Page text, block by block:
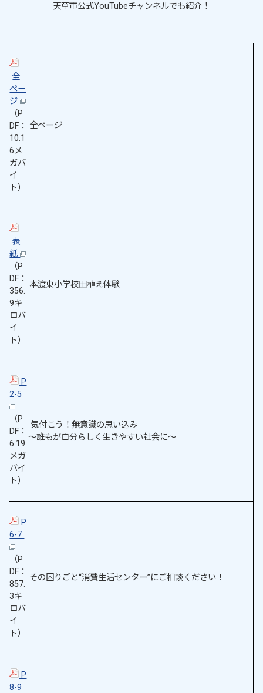
天草市公式YouTubeチャンネルでも紹介！
全
ペー
ジ
（P
DF：
10.1
6メ
ガバ
イ
ト）
全ページ
表
紙
（P
DF：
356.
9キ
ロバ
イ
ト）
本渡東小学校田植え体験
P
2-5
（P
DF：
6.19
メガ
バイ
ト）
気付こう！無意識の思い込み
～誰もが自分らしく生きやすい社会に～
P
6-7
（P
DF：
857.
3キ
ロバ
イ
ト）
その困りごと“消費生活センター”にご相談ください！
P
8-9